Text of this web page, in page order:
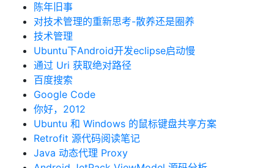
陈年旧事
对技术管理的重新思考-散养还是圈养
技术管理
Ubuntu下Android开发eclipse启动慢
通过 Uri 获取绝对路径
百度搜索
Google Code
你好，2012
Ubuntu 和 Windows 的鼠标键盘共享方案
Retrofit 源代码阅读笔记
Java 动态代理 Proxy